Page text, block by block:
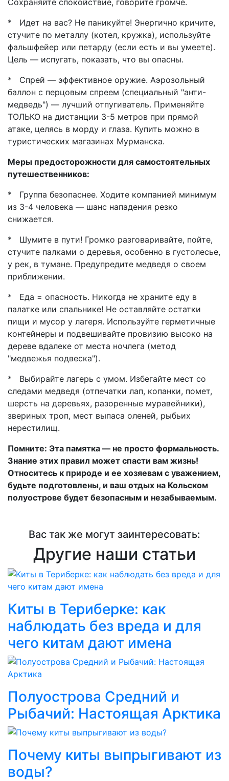
Сохраняйте спокойствие, говорите громче.
* Идет на вас? Не паникуйте! Энергично кричите,
стучите по металлу (котел, кружка), используйте
фальшфейер или петарду (если есть и вы умеете).
Цель — испугать, показать, что вы опасны.
* Спрей — эффективное оружие. Аэрозольный
баллон с перцовым спреем (специальный "анти-
медведь") — лучший отпугиватель. Применяйте
ТОЛЬКО на дистанции 3-5 метров при прямой
атаке, целясь в морду и глаза. Купить можно в
туристических магазинах Мурманска.
Меры предосторожности для самостоятельных
путешественников:
* Группа безопаснее. Ходите компанией минимум
из 3-4 человека — шанс нападения резко
снижается.
* Шумите в пути! Громко разговаривайте, пойте,
стучите палками о деревья, особенно в густолесье,
у рек, в тумане. Предупредите медведя о своем
приближении.
* Еда = опасность. Никогда не храните еду в
палатке или спальнике! Не оставляйте остатки
пищи и мусор у лагеря. Используйте герметичные
контейнеры и подвешивайте провизию высоко на
дереве вдалеке от места ночлега (метод
"медвежья подвеска").
* Выбирайте лагерь с умом. Избегайте мест со
следами медведя (отпечатки лап, копанки, помет,
шерсть на деревьях, разоренные муравейники),
звериных троп, мест выпаса оленей, рыбьих
нерестилищ.
Помните: Эта памятка — не просто формальность.
Знание этих правил может спасти вам жизнь!
Относитесь к природе и ее хозяевам с уважением,
будьте подготовлены, и ваш отдых на Кольском
полуострове будет безопасным и незабываемым.
Вас так же могут заинтересовать:
Другие наши статьи
Киты в Териберке: как
наблюдать без вреда и для
чего китам дают имена
Полуострова Средний и
Рыбачий: Настоящая Арктика
Почему киты выпрыгивают из
воды?